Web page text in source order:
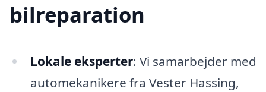
bilreparation
Lokale eksperter: Vi samarbejder med
automekanikere fra Vester Hassing,